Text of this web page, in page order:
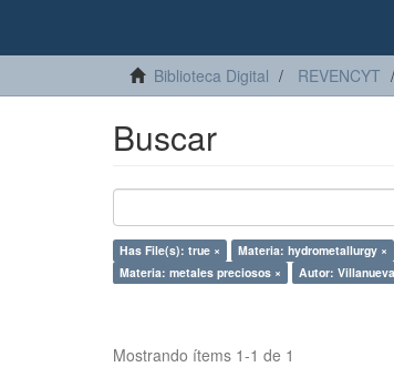
Biblioteca Digital REVENCYT
Buscar
Has File(s): true × Materia: hydrometallurgy ×
Materia: metales preciosos ×
Autor:
Mostrando ítems 1-1 de 1